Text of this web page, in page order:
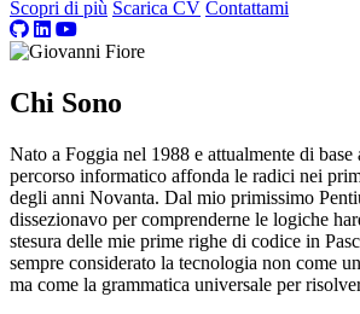
Scopri di più Scarica CV Contattami
Chi Sono
Nato a Foggia nel 1988 e attualmente di
percorso informatico affonda le radici nei
degli anni Novanta. Dal mio primissimo
dissezionavo per comprenderne le logiche
stesura delle mie prime righe di codice in
sempre considerato la tecnologia non come
ma come la grammatica universale per